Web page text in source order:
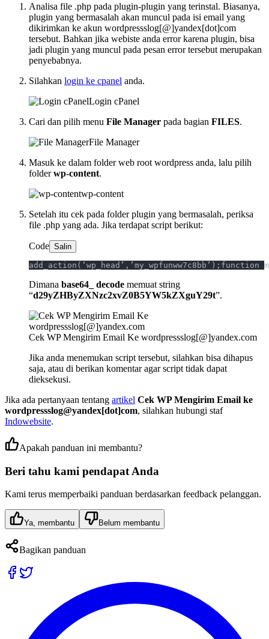
Analisa file .php pada plugin-plugin yang terinstal. Biasanya,
plugin yang bermasalah akan muncul pada isi email yang
dikirimkan ke akun wordpressslog[@]yandex[dot]com
tersebut. Bahkan jika webiste anda error karena plugin, bisa
jadi plugin yang muncul pada pesan error tersebut merupakan
penyebabnya.
Silahkan login ke cpanel anda.
Login cPanel
Cari dan pilih menu File Manager pada bagian FILES.
File Manager
Masuk ke dalam folder web root wordpress anda, lalu pilih
folderwp-content.
wp-content
Setelah itu cek pada folder plugin yang bermasalah, periksa
file .php yang ada. Jika terdapat script berikut:
Code Salin
Dimana base64_ decode memuat string
“d29yZHByZXNzc2xvZ0B5YW5kZXguY29t”.
Cek WP Mengirim Email Ke wordpressslog[@]yandex.com
Jika anda menemukan script tersebut, silahkan bisa dihapus
saja, atau di berikan komentar agar script tidak dapat
dieksekusi.
Jika ada pertanyaan tentang artikel Cek WP Mengirim Email ke
wordpressslog@yandex[dot]com, silahkan hubungi staf
Indowebsite.
Apakah panduan ini membantu?
Beri tahu kami pendapat Anda
Kami terus memperbaiki panduan berdasarkan feedback pelanggan.
Ya, membantu Belum membantu
Bagikan panduan